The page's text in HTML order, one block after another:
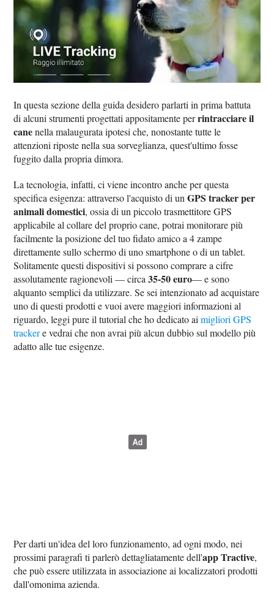
In questa sezione della guida desidero parlarti in prima battuta
di alcuni strumenti progettati appositamente perrintracciare il
canenella malaugurata ipotesi che, nonostante tutte le
attenzioni riposte nella sua sorveglianza, quest'ultimo fosse
fuggito dalla propria dimora.
La tecnologia, infatti, ci viene incontro anche per questa
specifica esigenza: attraverso l'acquisto di unGPS tracker per
animali domestici, ossia di un piccolo trasmettitore GPS
applicabile al collare del proprio cane, potrai monitorare più
facilmente la posizione del tuo fidato amico a 4 zampe
direttamente sullo schermo di uno smartphone o di un tablet.
Solitamente questi dispositivi si possono comprare a cifre
assolutamente ragionevoli — circa35-50 euro— e sono
alquanto semplici da utilizzare. Se sei intenzionato ad acquistare
uno di questi prodotti e vuoi avere maggiori informazioni al
riguardo, leggi pure il tutorial che ho dedicato aimigliori GPS
trackere vedrai che non avrai più alcun dubbio sul modello più
adatto alle tue esigenze.
Per darti un'idea del loro funzionamento, ad ogni modo, nei
prossimi paragrafi ti parlerò dettagliatamente dell'app Tractive,
che può essere utilizzata in associazione ai localizzatori prodotti
dall'omonima azienda.